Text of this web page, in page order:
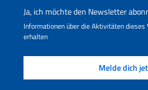
Ja, ich möchte den Newsletter
Informationen über die Aktivitäten
erhalten